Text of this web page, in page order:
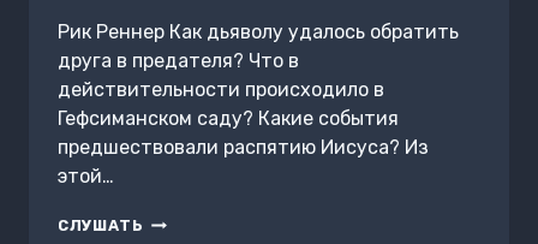
Рик Реннер Как дьяволу удалось обратить
друга в предателя? Что в
действительности происходило в
Гефсиманском саду? Какие события
предшествовали распятию Иисуса? Из
этой…
СЛУШАТЬ ПРЕДАТЕЛЬСТВО,